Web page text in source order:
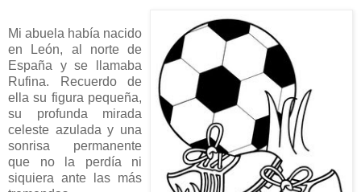
Mi abuela había nacido
en León, al norte de
España y se llamaba
Rufina. Recuerdo de
ella su figura pequeña,
su profunda mirada
celeste azulada y una
sonrisa permanente
que no la perdía ni
siquiera ante las más